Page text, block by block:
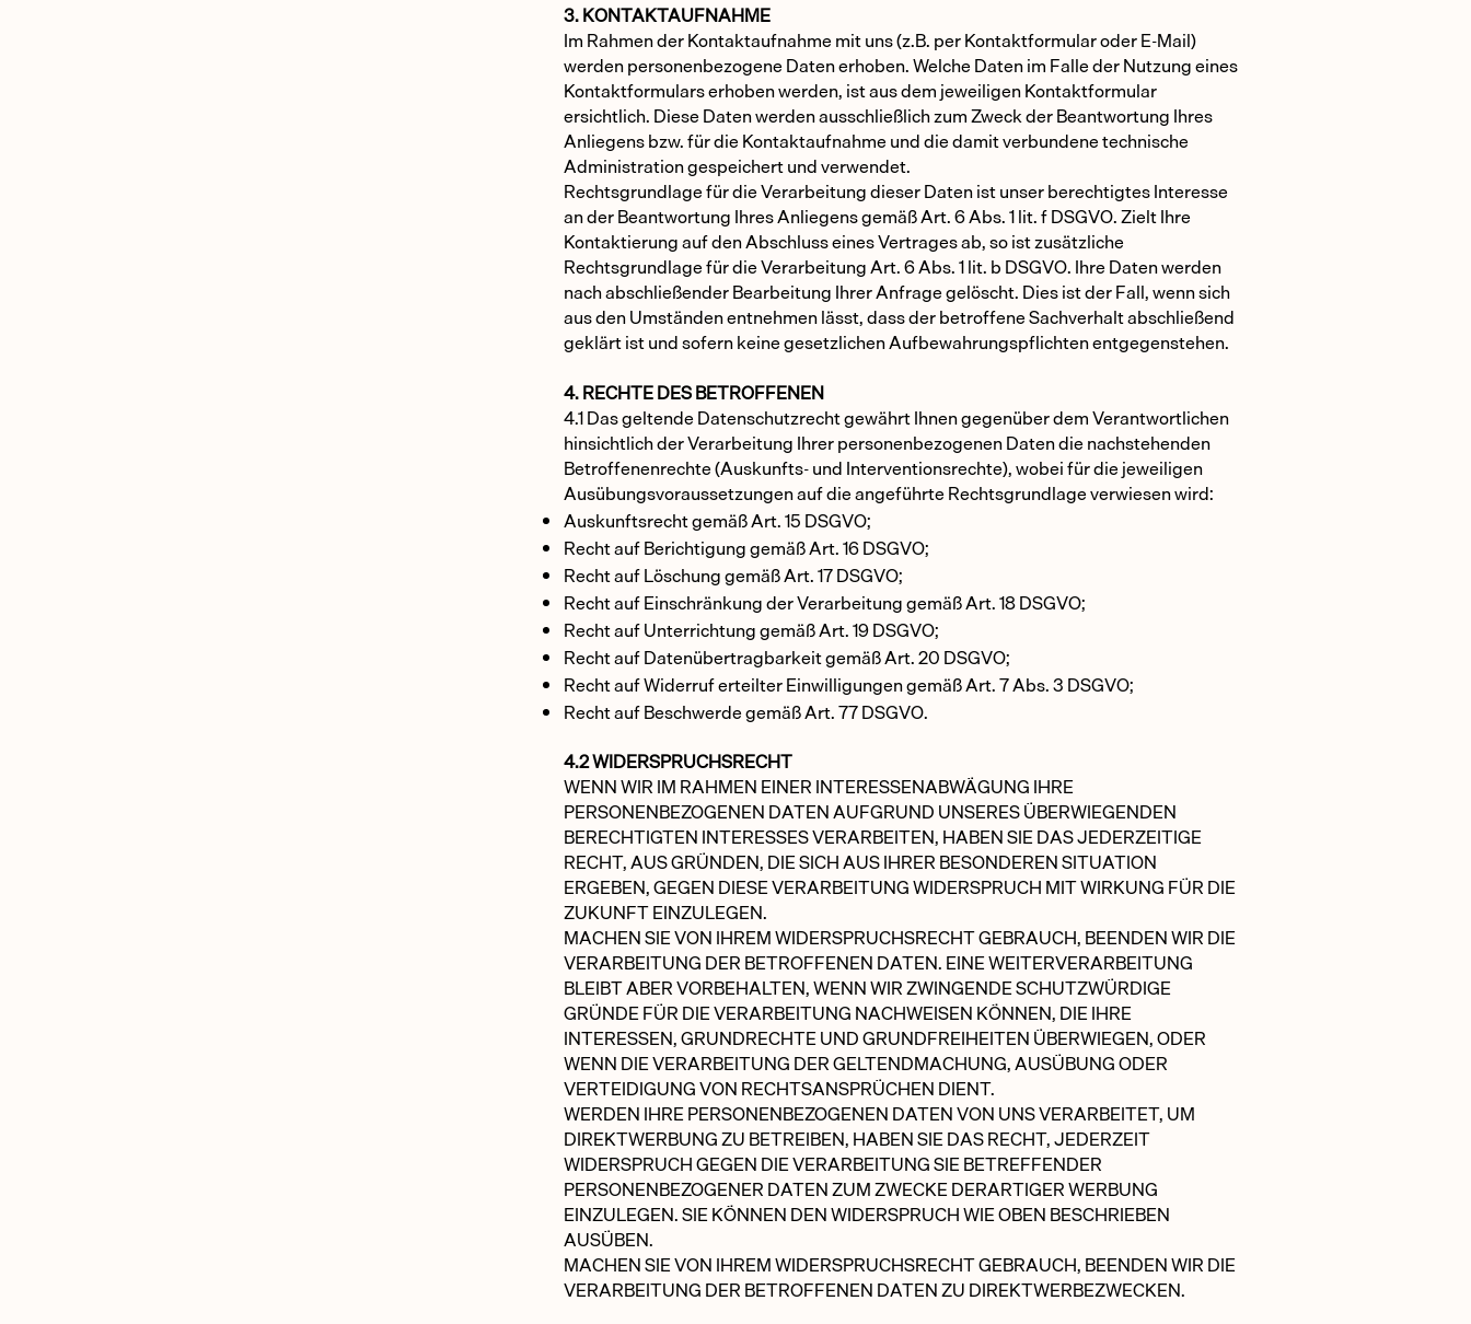
3. KONTAKTAUFNAHME
Im Rahmen der Kontaktaufnahme mit uns (z.B. per Kontaktformular oder E-Mail)
werden personenbezogene Daten erhoben. Welche Daten im Falle der Nutzung eines
Kontaktformulars erhoben werden, ist aus dem jeweiligen Kontaktformular
ersichtlich. Diese Daten werden ausschließlich zum Zweck der Beantwortung Ihres
Anliegens bzw. für die Kontaktaufnahme und die damit verbundene technische
Administration gespeichert und verwendet.
Rechtsgrundlage für die Verarbeitung dieser Daten ist unser berechtigtes Interesse
an der Beantwortung Ihres Anliegens gemäß Art. 6 Abs. 1 lit. f DSGVO. Zielt Ihre
Kontaktierung auf den Abschluss eines Vertrages ab, so ist zusätzliche
Rechtsgrundlage für die Verarbeitung Art. 6 Abs. 1 lit. b DSGVO. Ihre Daten werden
nach abschließender Bearbeitung Ihrer Anfrage gelöscht. Dies ist der Fall, wenn sich
aus den Umständen entnehmen lässt, dass der betroffene Sachverhalt abschließend
geklärt ist und sofern keine gesetzlichen Aufbewahrungspflichten entgegenstehen.
4. RECHTE DES BETROFFENEN
4.1 Das geltende Datenschutzrecht gewährt Ihnen gegenüber dem Verantwortlichen
hinsichtlich der Verarbeitung Ihrer personenbezogenen Daten die nachstehenden
Betroffenenrechte (Auskunfts- und Interventionsrechte), wobei für die jeweiligen
Ausübungsvoraussetzungen auf die angeführte Rechtsgrundlage verwiesen wird:
Auskunftsrecht gemäß Art. 15 DSGVO;
Recht auf Berichtigung gemäß Art. 16 DSGVO;
Recht auf Löschung gemäß Art. 17 DSGVO;
Recht auf Einschränkung der Verarbeitung gemäß Art. 18 DSGVO;
Recht auf Unterrichtung gemäß Art. 19 DSGVO;
Recht auf Datenübertragbarkeit gemäß Art. 20 DSGVO;
Recht auf Widerruf erteilter Einwilligungen gemäß Art. 7 Abs. 3 DSGVO;
Recht auf Beschwerde gemäß Art. 77 DSGVO.
4.2 WIDERSPRUCHSRECHT
WENN WIR IM RAHMEN EINER INTERESSENABWÄGUNG IHRE
PERSONENBEZOGENEN DATEN AUFGRUND UNSERES ÜBERWIEGENDEN
BERECHTIGTEN INTERESSES VERARBEITEN, HABEN SIE DAS JEDERZEITIGE
RECHT, AUS GRÜNDEN, DIE SICH AUS IHRER BESONDEREN SITUATION
ERGEBEN, GEGEN DIESE VERARBEITUNG WIDERSPRUCH MIT WIRKUNG FÜR DIE
ZUKUNFT EINZULEGEN.
MACHEN SIE VON IHREM WIDERSPRUCHSRECHT GEBRAUCH, BEENDEN WIR DIE
VERARBEITUNG DER BETROFFENEN DATEN. EINE WEITERVERARBEITUNG
BLEIBT ABER VORBEHALTEN, WENN WIR ZWINGENDE SCHUTZWÜRDIGE
GRÜNDE FÜR DIE VERARBEITUNG NACHWEISEN KÖNNEN, DIE IHRE
INTERESSEN, GRUNDRECHTE UND GRUNDFREIHEITEN ÜBERWIEGEN, ODER
WENN DIE VERARBEITUNG DER GELTENDMACHUNG, AUSÜBUNG ODER
VERTEIDIGUNG VON RECHTSANSPRÜCHEN DIENT.
WERDEN IHRE PERSONENBEZOGENEN DATEN VON UNS VERARBEITET, UM
DIREKTWERBUNG ZU BETREIBEN, HABEN SIE DAS RECHT, JEDERZEIT
WIDERSPRUCH GEGEN DIE VERARBEITUNG SIE BETREFFENDER
PERSONENBEZOGENER DATEN ZUM ZWECKE DERARTIGER WERBUNG
EINZULEGEN. SIE KÖNNEN DEN WIDERSPRUCH WIE OBEN BESCHRIEBEN
AUSÜBEN.
MACHEN SIE VON IHREM WIDERSPRUCHSRECHT GEBRAUCH, BEENDEN WIR DIE
VERARBEITUNG DER BETROFFENEN DATEN ZU DIREKTWERBEZWECKEN.